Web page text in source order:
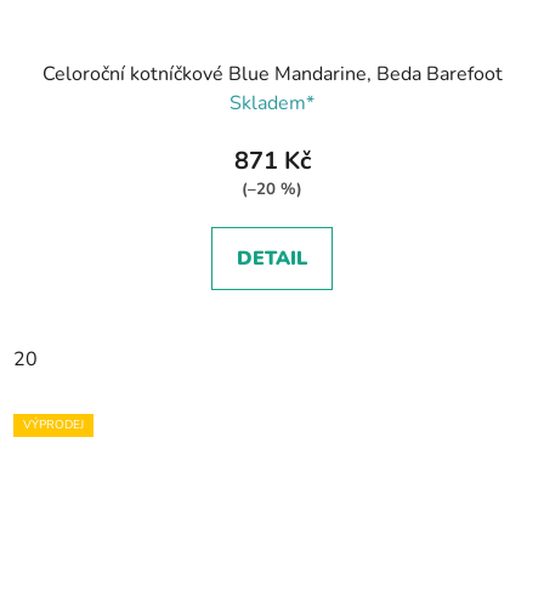
Celoroční kotníčkové Blue Mandarine, Beda Barefoot
Skladem*
871 Kč
(–20 %)
DETAIL
20
VÝPRODEJ